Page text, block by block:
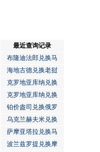
最近查询记录
布隆迪法郎兑换马
海地古德兑换老挝
克罗地亚库纳兑换
克罗地亚库纳兑换
铂价盎司兑换俄罗
乌克兰赫夫米兑换
萨摩亚塔拉兑换马
波兰兹罗提兑换摩